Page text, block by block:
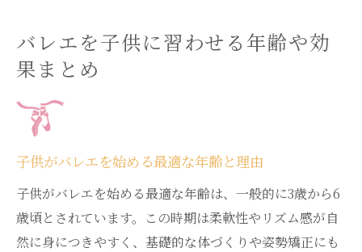
バレエを子供に習わせる年齢や効
果まとめ
子供がバレエを始める最適な年齢と理由
子供がバレエを始める最適な年齢は、一般的に3歳から6
歳頃とされています。この時期は柔軟性やリズム感が自
然に身につきやすく、基礎的な体づくりや姿勢矯正にも